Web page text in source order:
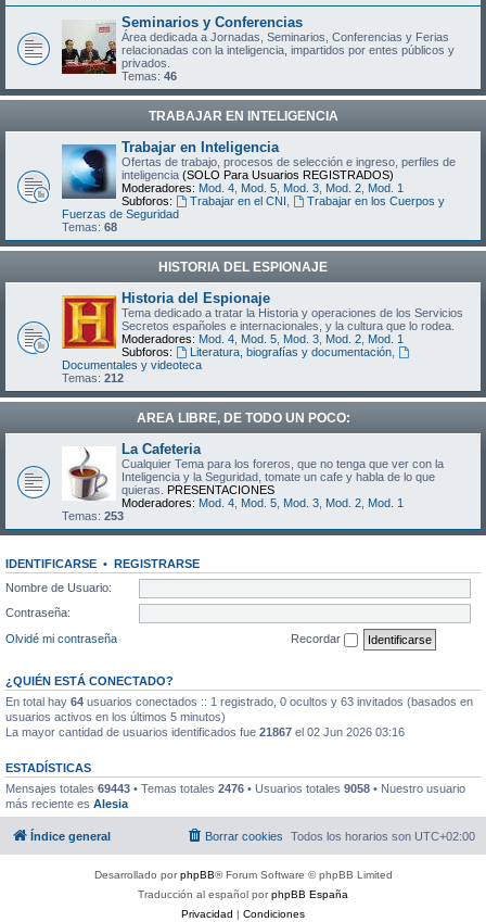
Seminarios y Conferencias
Área dedicada a Jornadas, Seminarios, Conferencias y Ferias
relacionadas con la inteligencia, impartidos por entes públicos y
privados.
Temas: 46
TRABAJAR EN INTELIGENCIA
Trabajar en Inteligencia
Ofertas de trabajo, procesos de selección e ingreso, perfiles de
inteligencia (SOLO Para Usuarios REGISTRADOS)
Moderadores: Mod. 4 Mod. 5 Mod. 3 Mod. 2 Mod. 1
Subforos:
Trabajar en el CNI
Trabajar en los Cuerpos y
Fuerzas de Seguridad
Temas: 68
HISTORIA DEL ESPIONAJE
Historia del Espionaje
Tema dedicado a tratar la Historia y operaciones de los Servicios
Secretos españoles e internacionales, y la cultura que lo rodea.
Moderadores: Mod. 4 Mod. 5 Mod. 3 Mod. 2 Mod. 1
Subforos:
Literatura, biografías y documentación,
Documentales y videoteca
Temas: 212
AREA LIBRE, DE TODO UN POCO:
La Cafeteria
Cualquier Tema para los foreros, que no tenga que ver con la
Inteligencia y la Seguridad, tomate un cafe y habla de lo que
quieras. PRESENTACIONES
Moderadores: Mod. 4 Mod. 5 Mod. 3 Mod. 2 Mod. 1
Temas: 253
IDENTIFICARSE • REGISTRARSE
Nombre de Usuario:
Contraseña:
Olvidé mi contraseña
Recordar
¿QUIÉN ESTÁ CONECTADO?
En total hay 64 usuarios conectados :: 1 registrado, 0 ocultos y 63 invitados (basados en
usuarios activos en los últimos 5 minutos)
La mayor cantidad de usuarios identificados fue 21867 el 02 Jun 2026 03:16
ESTADÍSTICAS
Mensajes totales 69443 • Temas totales 2476 • Usuarios totales 9058 • Nuestro usuario
más reciente es Alesia
Índice general Todos los horarios son UTC+02:00
Borrar cookies
Desarrollado porphpBB® Forum Software © phpBB Limited
Traducción al español porphpBB España
Privacidad | Condiciones